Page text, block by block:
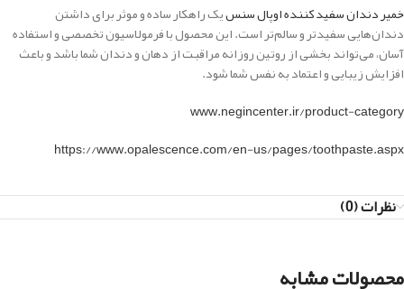
خمیر دندان سفید کننده اوپال سنسیک راهکار ساده و موثر برای داشتن
دندان‌هایی سفیدتر و سالم‌تر است. این محصول با فرمولاسیون تخصصی و استفاده
آسان، می‌تواند بخشی از روتین روزانه مراقبت از دهان و دندان شما باشد و باعث
افزایش زیبایی و اعتماد به نفس شما شود.
www.negincenter.ir/product-category
https://www.opalescence.com/en-us/pages/toothpaste.aspx
نظرات (0)
محصولات مشابه